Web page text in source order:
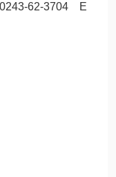
62-3704 E